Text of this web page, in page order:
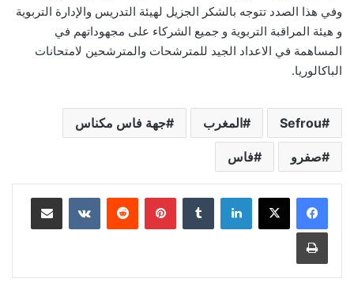
وفي هذا الصدد تتوجه بالشكر الجزيل لهيئة التدريس والإدارة التربوية
و هيئة المراقبة التربوية و جميع الشركاء على مجهوداتهم في
المساهمة في الاعداد الجيد للمترشحات والمترشحين لامتحانات
الباكالوريا.
Sefrou المغرب جهة فاس مكناس
صفرو فاس
لينكدإن بينتيريست مشاركة عبر البريد
طباعة